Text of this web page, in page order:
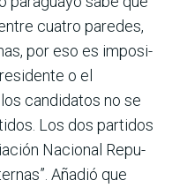
cuatro paredes,
por eso es imposi­
o el
candidatos no se
Los dos parti­dos
Nacional Repu­
Añadió que